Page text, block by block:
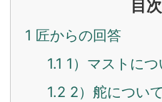
目次
1 匠からの回答
1.1 1）マストにつ
1.2 2）舵について